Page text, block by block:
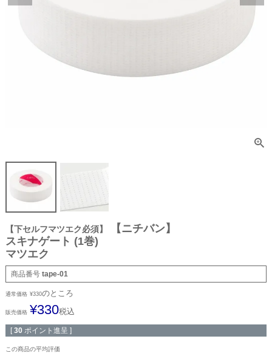
【下セルフマツエク必須】
【ニチバン】
スキナゲート (1巻)
マツエク
商品番号 tape-01
通常価格 ¥330のところ
販売価格 ¥330税込
[ 30 ポイント進呈 ]